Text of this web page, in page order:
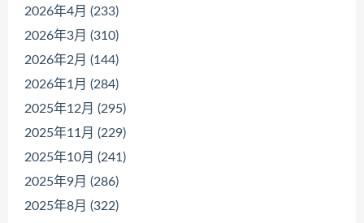
2026年4月 (233)
2026年3月 (310)
2026年2月 (144)
2026年1月 (284)
2025年12月 (295)
2025年11月 (229)
2025年10月 (241)
2025年9月 (286)
2025年8月 (322)